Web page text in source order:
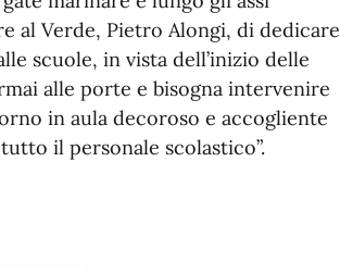
al Verde, Pietro Alongi, di dedicare
scuole, in vista dell’inizio delle
alle porte e bisogna intervenire
in aula decoroso e accogliente
il personale scolastico”.